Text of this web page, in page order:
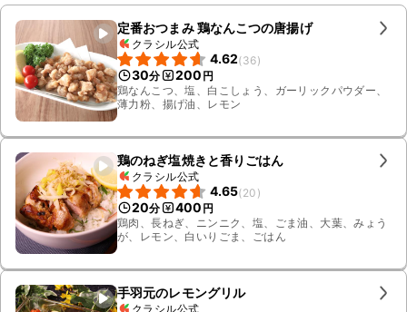
定番おつまみ 鶏なんこつの唐揚げ
クラシル公式
4.62(36)
30分 200 円
鶏なんこつ、塩、白こしょう、ガーリックパウダー、
薄力粉、揚げ油、レモン
鶏のねぎ塩焼きと香りごはん
クラシル公式
4.65(20 )
20分 400 円
鶏肉、長ねぎ、ニンニク、塩、ごま油、大葉、みょう
が、レモン、白いりごま、ごはん
手羽元のレモングリル
クラシル公式